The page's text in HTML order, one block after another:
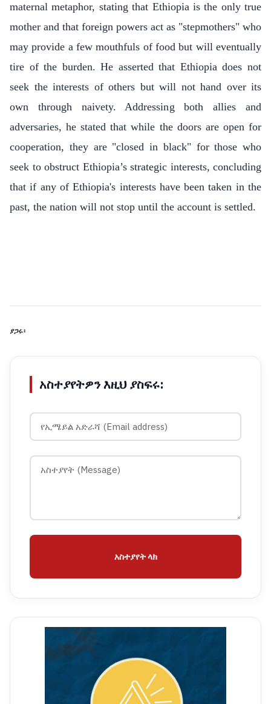
maternal metaphor, stating that Ethiopia is the only true
mother and that foreign powers act as "stepmothers" who
may provide a few mouthfuls of food but will eventually
tire of the burden. He asserted that Ethiopia does not
seek the interests of others but will not hand over its
own through naivety. Addressing both allies and
adversaries, he stated that while the doors are open for
cooperation, they are "closed in black" for those who
seek to obstruct Ethiopia’s strategic interests, concluding
that if any of Ethiopia's interests have been taken in the
past, the nation will not stop until the account is settled.
ያጋሩ፡
አስተያየትዎን እዚህ ያስፍሩ:
አስተያየት ላክ